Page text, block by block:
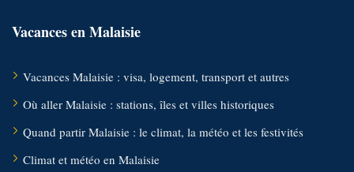
Vacances en Malaisie
Vacances Malaisie : visa, logement, transport et autres
Où aller Malaisie : stations, îles et villes historiques
Quand partir Malaisie : le climat, la météo et les festivités
Climat et météo en Malaisie